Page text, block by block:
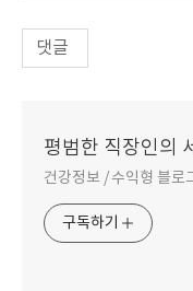
댓글
평범한 직장인의
건강정보 / 수익형 블로
구독하기